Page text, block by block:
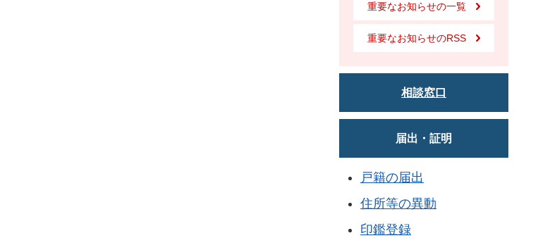
重要なお知らせの一覧
重要なお知らせのRSS
相談窓口
届出・証明
戸籍の届出
住所等の異動
印鑑登録